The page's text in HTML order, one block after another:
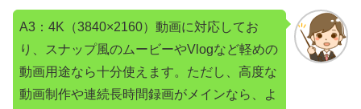
A3：4K（3840×2160）動画に対応してお
り、スナップ風のムービーやVlogなど軽めの
動画用途なら十分使えます。ただし、高度な
動画制作や連続長時間録画がメインなら、よ